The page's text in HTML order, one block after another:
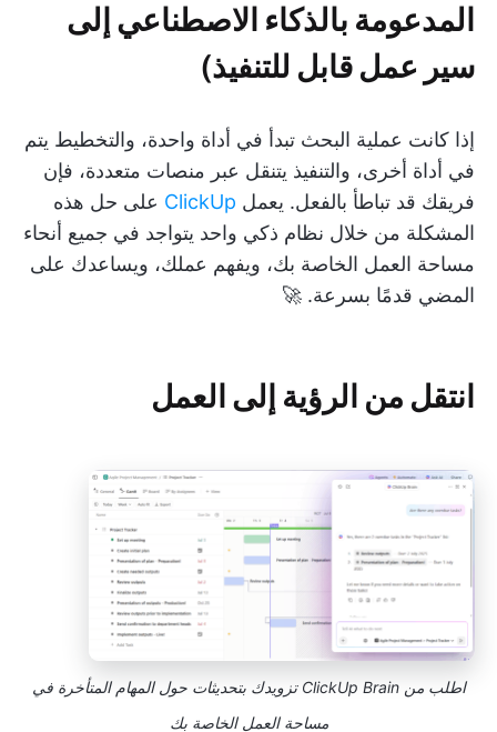
المدعومة بالذكاء الاصطناعي إلى
سير عمل قابل للتنفيذ)
إذا كانت عملية البحث تبدأ في أداة واحدة، والتخطيط يتم
في أداة أخرى، والتنفيذ يتنقل عبر منصات متعددة، فإن
فريقك قد تباطأ بالفعل. يعمل ClickUp على حل هذه
المشكلة من خلال نظام ذكي واحد يتواجد في جميع أنحاء
مساحة العمل الخاصة بك، ويفهم عملك، ويساعدك على
المضي قدمًا بسرعة. 🚀
انتقل من الرؤية إلى العمل
اطلب من ClickUp Brain تزويدك بتحديثات حول المهام المتأخرة في
مساحة العمل الخاصة بك